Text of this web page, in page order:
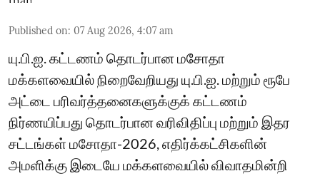
Published on: 07 Aug 2026, 4:07 am
யு.பி.ஐ. கட்டணம் தொடர்பான மசோதா
மக்களவையில் நிறைவேறியது யு.பி.ஐ. மற்றும் ரூபே
அட்டை பரிவர்த்தனைகளுக்குக் கட்டணம்
நிர்ணயிப்பது தொடர்பான வரிவிதிப்பு மற்றும் இதர
சட்டங்கள் மசோதா-2026, எதிர்க்கட்சிகளின்
அமளிக்கு இடையே மக்களவையில் விவாதமின்றி